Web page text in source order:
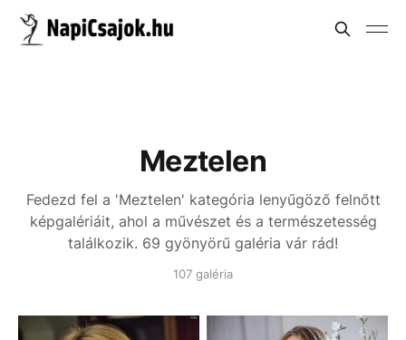
Meztelen
Fedezd fel a 'Meztelen' kategória lenyűgöző felnőtt
képgalériáit, ahol a művészet és a természetesség
találkozik. 69 gyönyörű galéria vár rád!
107 galéria